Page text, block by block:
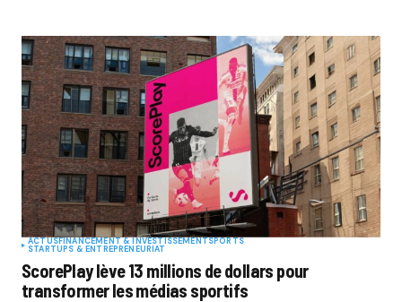
ACTUSFINANCEMENT & INVESTISSEMENTSPORTS
STARTUPS & ENTREPRENEURIAT
ScorePlay lève 13 millions de dollars pour
transformer les médias sportifs